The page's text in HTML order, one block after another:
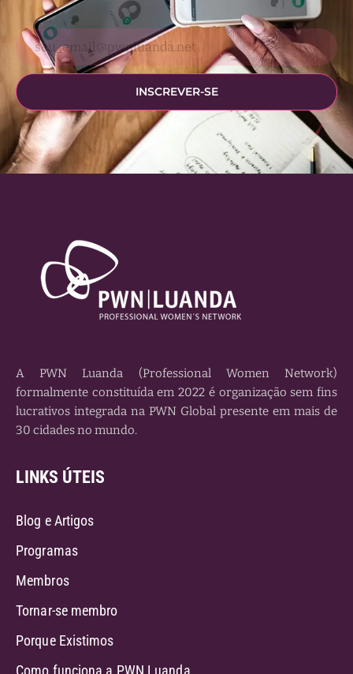
INSCREVER-SE
A PWN Luanda (Professional Women Network)
formalmente constituída em 2022 é organização sem fins
lucrativos integrada na PWN Global presente em mais de
30 cidades no mundo.
LINKS ÚTEIS
Blog e Artigos
Programas
Membros
Tornar-se membro
Porque Existimos
Como funciona a PWN Luanda